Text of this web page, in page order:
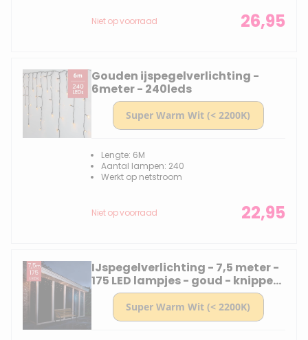
Niet op voorraad 26,95
Gouden ijspegelverlichting -
6meter - 240leds
Lengte: 6M
Aantal lampen: 240
Werkt op netstroom
Niet op voorraad 22,95
IJspegelverlichting - 7,5 meter -
175 LED lampjes - goud - knipper
functie